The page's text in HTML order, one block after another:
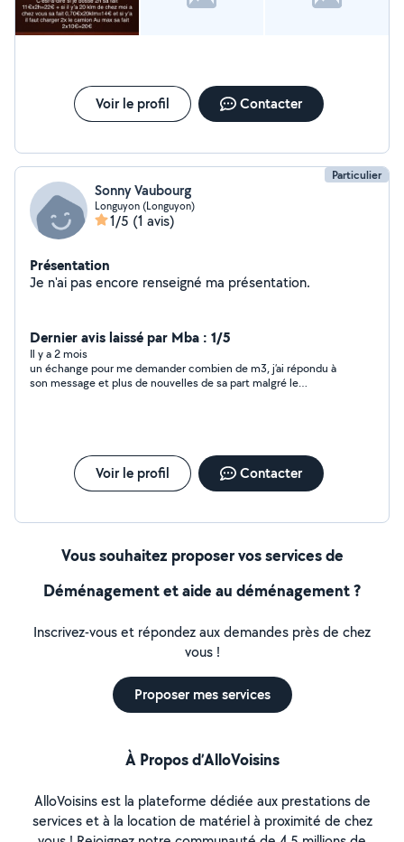
Voir le profil Contacter
Particulier
Sonny Vaubourg
Longuyon (Longuyon)
1/5 (1 avis)
Présentation
Je n'ai pas encore renseigné ma présentation.
Dernier avis laissé par Mba : 1/5
Il y a 2 mois
un échange pour me demander combien de m3, j’ai répondu à
son message et plus de nouvelles de sa part malgré le
Voir le profil Contacter
Vous souhaitez proposer vos services de
Déménagement et aide au déménagement ?
Inscrivez-vous et répondez aux demandes près de chez
vous !
Proposer mes services
À Propos d’AlloVoisins
AlloVoisins est la plateforme dédiée aux prestations de
services et à la location de matériel à proximité de chez